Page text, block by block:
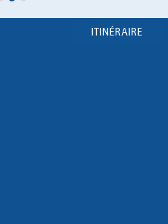
ITINÉRAIRE